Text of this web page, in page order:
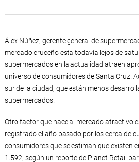
Álex Núñez, gerente general de
mercado cruceño esta todavía lejos de
supermercados en la actualidad atraen
universo de consumidores de Santa Cruz.
sur de la ciudad, que están menos
supermercados.
Otro factor que hace al mercado atractivo
registrado el año pasado por los cerca de
consumidores que se estiman que existen
1.592, según un reporte de Planet Retail